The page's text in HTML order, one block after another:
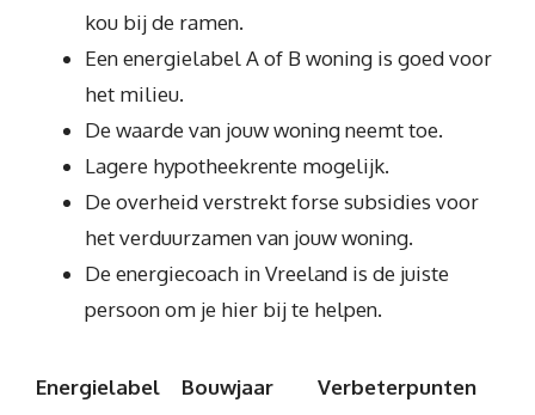
kou bij de ramen.
Een energielabel A of B woning is goed voor
het milieu.
De waarde van jouw woning neemt toe.
Lagere hypotheekrente mogelijk.
De overheid verstrekt forse subsidies voor
het verduurzamen van jouw woning.
De energiecoach in Vreeland is de juiste
persoon om je hier bij te helpen.
Energielabel Bouwjaar Verbeterpunten